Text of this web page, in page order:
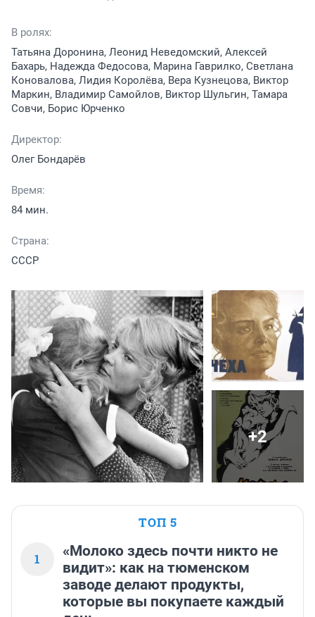
В ролях:
Татьяна Доронина, Леонид Неведомский, Алексей
Бахарь, Надежда Федосова, Марина Гаврилко, Светлана
Коновалова, Лидия Королёва, Вера Кузнецова, Виктор
Маркин, Владимир Самойлов, Виктор Шульгин, Тамара
Совчи, Борис Юрченко
Директор:
Олег Бондарёв
Время:
84 мин.
Страна:
СССР
+2
ТОП 5
1
«Молоко здесь почти никто не
видит»: как на тюменском
заводе делают продукты,
которые вы покупаете каждый